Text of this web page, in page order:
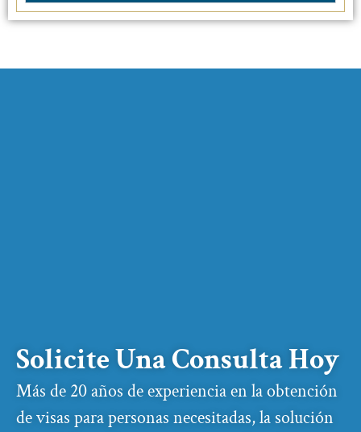
Solicite Una Consulta Hoy
Más de 20 años de experiencia en la obtención
de visas para personas necesitadas, la solución